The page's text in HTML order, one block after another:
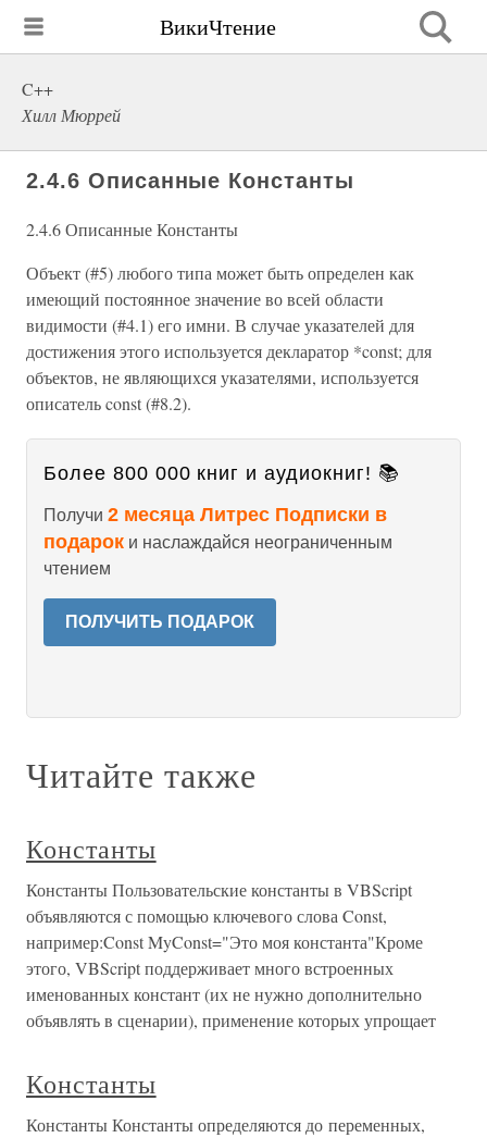
ВикиЧтение
C++
Хилл Мюррей
2.4.6 Описанные Константы
2.4.6 Описанные Константы
Объект (#5) любого типа может быть определен как
имеющий постоянное значение во всей области
видимости (#4.1) его имни. В случае указателей для
достижения этого используется декларатор *const; для
объектов, не являющихся указателями, используется
описатель const (#8.2).
Более 800 000 книг и аудиокниг! 📚
Получи 2 месяца Литрес Подписки в
подарок и наслаждайся неограниченным
чтением
ПОЛУЧИТЬ ПОДАРОК
Читайте также
Константы
Константы Пользовательские константы в VBScript
объявляются с помощью ключевого слова Const,
например:Const MyConst="Это моя константа"Кроме
этого, VBScript поддерживает много встроенных
именованных констант (их не нужно дополнительно
объявлять в сценарии), применение которых упрощает
Константы
Константы Константы определяются до переменных,